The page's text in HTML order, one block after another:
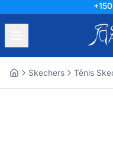
Skechers Tênis